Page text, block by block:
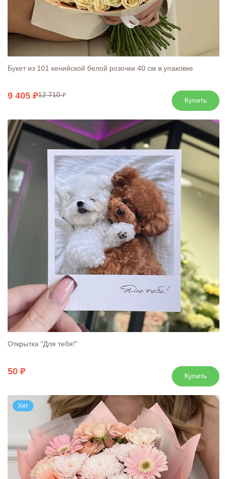
Букет из 101 кенийской белой розочки 40 см в упаковке
9 405 12 710
Купить
Открытка "Для тебя!"
50 Купить
Хит